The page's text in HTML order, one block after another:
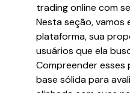
trading online com
Nesta seção, vamos
plataforma, sua
usuários que ela
Compreender
base sólida para